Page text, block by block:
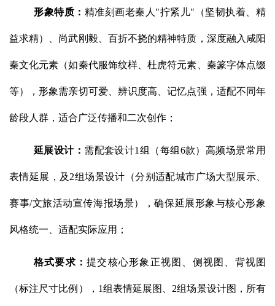
形象特质： 精准刻画老秦人"拧紧儿"（坚韧执着、精
益求精）、尚武刚毅、百折不挠的精神特质，深度融入咸阳
秦文化元素（如秦代服饰纹样、杜虎符元素、秦篆字体点缀
等），形象需亲切可爱、辨识度高、记忆点强，适配不同年
龄段人群，适合广泛传播和二次创作；
延展设计： 需配套设计1组（每组6款）高频场景常用
表情延展，及2组场景设计（分别适配城市广场大型展示、
赛事/文旅活动宣传海报场景），确保延展形象与核心形象
风格统一、适配实际应用；
格式要求：提交核心形象正视图、侧视图、背视图
（标注尺寸比例），1组表情延展图、2组场景设计图，所有